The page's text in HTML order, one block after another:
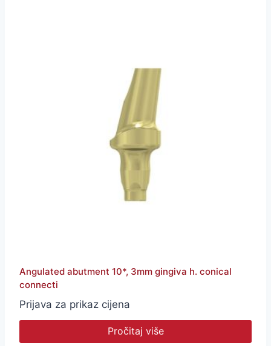
Angulated abutment 10*, 3mm gingiva h. conical
connecti
Prijava za prikaz cijena
Pročitaj više